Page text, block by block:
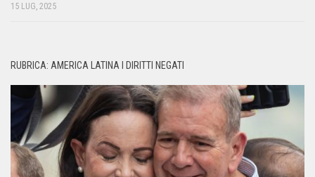
15 LUG, 2025
RUBRICA: AMERICA LATINA I DIRITTI NEGATI